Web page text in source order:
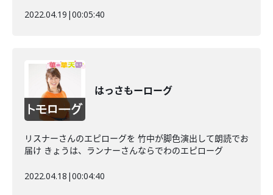
2022.04.19 |00:05:40
はっさもーローグ
リスナーさんのエピローグを 竹中が脚色演出して朗読でお
届け きょうは、ランナーさんならでわのエピローグ
2022.04.18 |00:04:40